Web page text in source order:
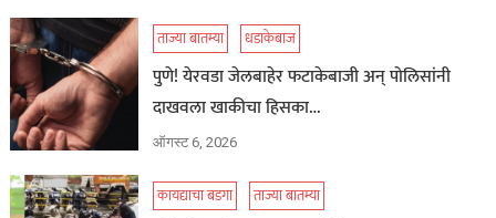
ताज्या बातम्या धडाकेबाज
पुणे! येरवडा जेलबाहेर फटाकेबाजी अन् पोलिसांनी
दाखवला खाकीचा हिसका…
ऑगस्ट 6, 2026
कायद्याचा बडगा ताज्या बातम्या